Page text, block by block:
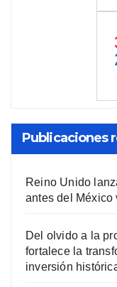
Publicaciones
Reino Unido
antes del México
Del olvido a la
fortalece la
inversión